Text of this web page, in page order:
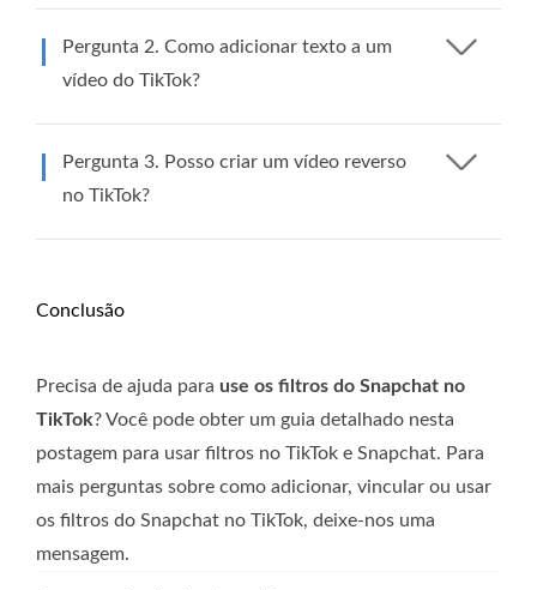
Pergunta 2. Como adicionar texto a um
vídeo do TikTok?
Pergunta 3. Posso criar um vídeo reverso
no TikTok?
Conclusão
Precisa de ajuda para use os filtros do Snapchat no
TikTok? Você pode obter um guia detalhado nesta
postagem para usar filtros no TikTok e Snapchat. Para
mais perguntas sobre como adicionar, vincular ou usar
os filtros do Snapchat no TikTok, deixe-nos uma
mensagem.